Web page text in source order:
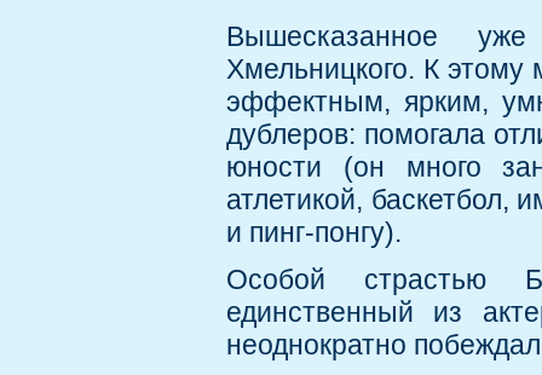
Вышесказанное
Хмельницкого. К
эффектным, ярким,
дублеров: помогала
юности (он много
атлетикой, баскетбол,
и пинг-понгу).
Особой страстью
единственный из
неоднократно